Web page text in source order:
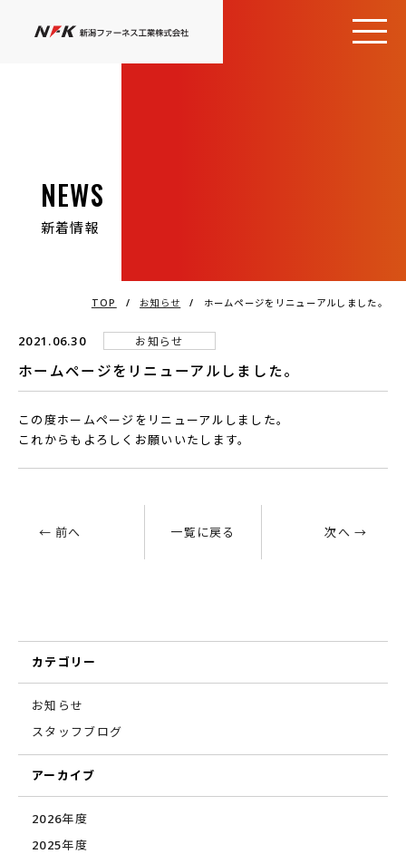
NEWS
新着情報
TOP / お知らせ / ホームページをリニューアルしました。
2021.06.30 お知らせ
ホームページをリニューアルしました。
この度ホームページをリニューアルしました。
これからもよろしくお願いいたします。
← 前へ 一覧に戻る 次へ →
カテゴリー
お知らせ
スタッフブログ
アーカイブ
2026年度
2025年度